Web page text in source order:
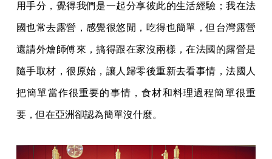
用手分，覺得我們是一起分享彼此的生活經驗；我在法
國也常去露營，感覺很悠閒，吃得也簡單，但台灣露營
還請外燴師傅來，搞得跟在家沒兩樣，在法國的露營是
隨手取材，很原始，讓人歸零後重新去看事情，法國人
把簡單當作很重要的事情，食材和料理過程簡單很重
要，但在亞洲卻認為簡單沒什麼。